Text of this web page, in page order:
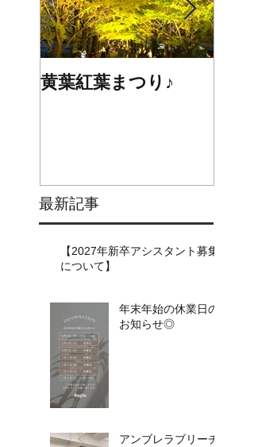
黄葉紅葉まつり♪
最新記事
【2027年新卒アシスタント募集
について】​​
年末年始の休業日の
お知らせ◎
アンブレラブリーチ